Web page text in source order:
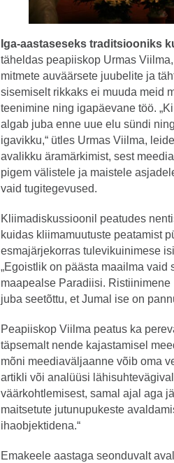
Iga-aastaseseks traditsiooniks
täheldas peapiiskop Urmas
mitmete auväärsete juubelite ja
sisemiselt rikkaks ei muuda meid
teenimine ning igapäevane töö.
algab juba enne uue elu sündi
igavikku,“ ütles Urmas Viilma,
avalikku äramärkimist, sest
pigem välistele ja maistele
vaid tugitegevused.
Kliimadiskussioonil peatudes
kuidas kliimamuutuste peatamist
esmajärjekorras tulevikuinimese
„Egoistlik on päästa maailma
maapealse Paradiisi.
juba seetõttu, et Jumal ise on
Peapiiskop Viilma peatus ka
täpsemalt nende kajastamisel
mõni meediaväljaanne võib oma
artikli või analüüsi
väärkohtlemisest, samal ajal aga
maitsetute jutunupukeste
ihaobjektidena.“
Emakeele aastaga seonduvalt